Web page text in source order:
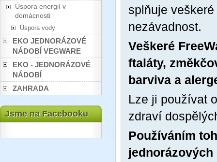
Úspora energií v
domácnosti
Úspora vody
EKO JEDNORÁZOVÉ
NÁDOBÍ VEGWARE
EKO - JEDNORÁZOVÉ
NÁDOBÍ
ZAHRADA
Jsme na Facebooku
splňuje
nezávadnost.
Veškeré
ftaláty,
barviva a
Lze ji používat
zdraví
Používáním
jednorázových